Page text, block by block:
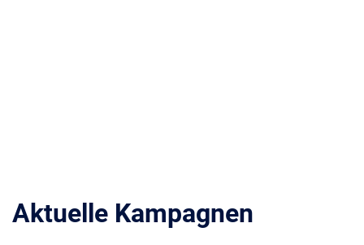
Aktuelle Kampagnen